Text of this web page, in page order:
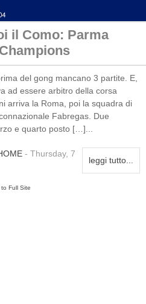
il Como: Parma
del gong mancano 3 partite. E,
ad essere arbitro della corsa
arriva la Roma, poi la squadra di
Fabregas. Due
e quarto posto […]...
leggi tutto...
- Thursday, 7
Full Site